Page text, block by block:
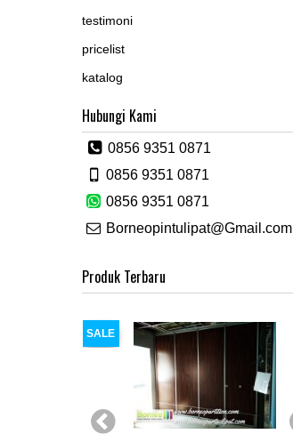
testimoni
pricelist
katalog
Hubungi Kami
0856 9351 0871
0856 9351 0871
0856 9351 0871
Borneopintulipat@Gmail.com
Produk Terbaru
SALE